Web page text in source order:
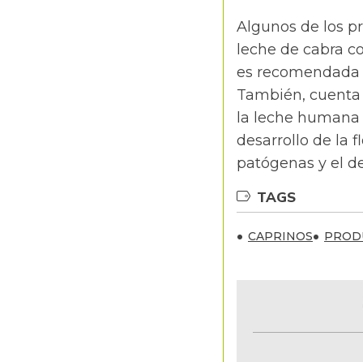
Algunos de los
leche de cabra
es
También,
la leche
desarrollo de la
patógenas y el
TAGS
CAPRINOS